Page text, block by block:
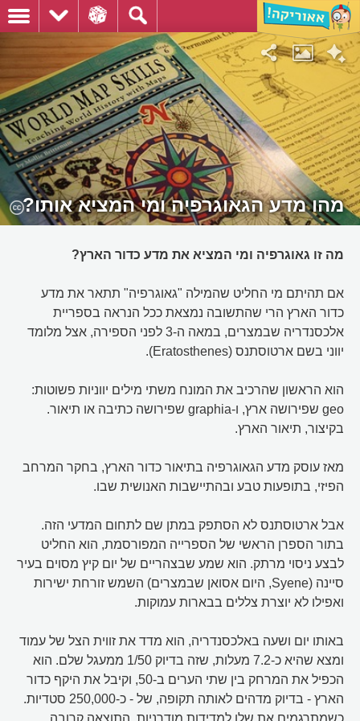
מהו מדע הגאוגרפיה ומי המציא אותו?
מה זו גאוגרפיה ומי המציא את מדע כדור הארץ?
אם תהיתם מי החליט שהמילה "גאוגרפיה" תתאר את מדע
כדור הארץ הרי שהתשובה נמצאת ככל הנראה בספריית
אלכסנדריה שבמצרים, במאה ה-3 לפני הספירה, אצל מלומד
יווני בשם ארטוסתנס (Eratosthenes).
הוא הראשון שהרכיב את המונח משתי מילים יווניות פשוטות:
geo שפירושה ארץ, ו-graphia שפירושה כתיבה או תיאור.
בקיצור, תיאור הארץ.
מאז עוסק מדע הגאוגרפיה בתיאור כדור הארץ, בחקר המרחב
הפיזי, בתופעות טבע ובהתיישבות האנושית שבו.
אבל ארטוסתנס לא הסתפק במתן שם לתחום המדעי הזה.
בתור הספרן הראשי של הספרייה המפורסמת, הוא החליט
לבצע ניסוי מרתק. הוא שמע שבצהריים של יום קיץ מסוים בעיר
סיינה (Syene, היום אסואן שבמצרים) השמש זורחת ישירות
ואפילו לא יוצרת צללים בבארות עמוקות.
באותו יום ושעה באלכסנדריה, הוא מדד את זווית הצל של עמוד
ומצא שהיא כ-7.2 מעלות, שזה בדיוק 1/50 ממעגל שלם. הוא
הכפיל את המרחק בין שתי הערים ב-50, וקיבל את היקף כדור
הארץ - בדיוק מדהים לאותה תקופה, של - כ-250,000 סטדיות.
כשמתרגמים את שלו למדידות מודרניות, התוצאה קרובה